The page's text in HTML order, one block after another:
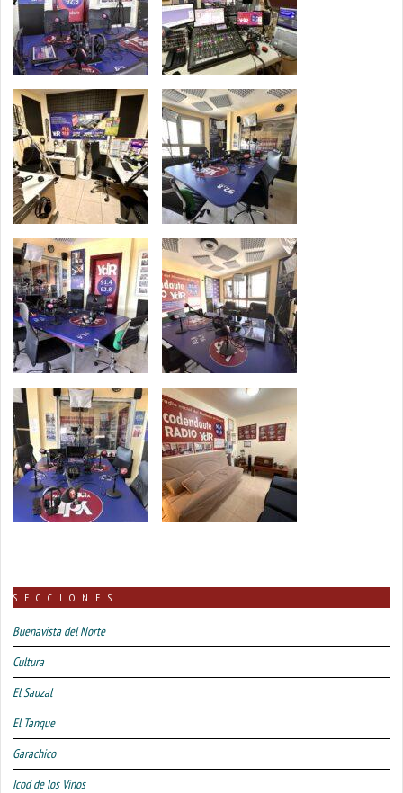
SECCIONES
Buenavista del Norte
Cultura
El Sauzal
El Tanque
Garachico
Icod de los Vinos